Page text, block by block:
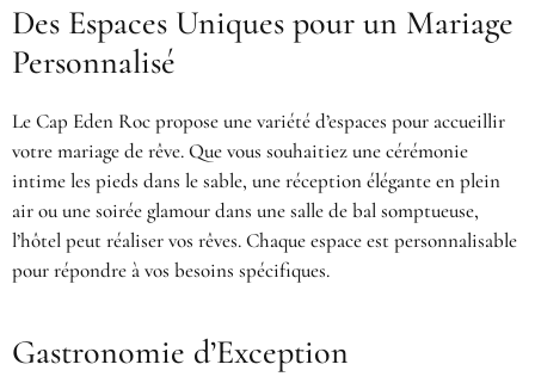
Des Espaces Uniques pour un Mariage
Personnalisé
Le Cap Eden Roc propose une variété d’espaces pour accueillir
votre mariage de rêve. Que vous souhaitiez une cérémonie
intime les pieds dans le sable, une réception élégante en plein
air ou une soirée glamour dans une salle de bal somptueuse,
l’hôtel peut réaliser vos rêves. Chaque espace est personnalisable
pour répondre à vos besoins spécifiques.
Gastronomie d’Exception